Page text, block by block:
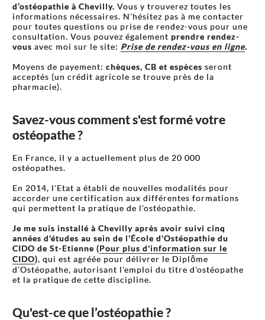
d’ostéopathie à Chevilly. Vous y trouverez toutes les
informations nécessaires. N'hésitez pas à me contacter
pour toutes questions ou prise de rendez-vous pour une
consultation. Vous pouvez également prendre rendez-
vous avec moi sur le site: Prise de rendez-vous en ligne.
Moyens de payement: chèques, CB et espèces seront
acceptés (un crédit agricole se trouve près de la
pharmacie).
Savez-vous comment s'est formé votre
ostéopathe ?
En France, il y a actuellement plus de 20 000
ostéopathes.
En 2014, l'Etat a établi de nouvelles modalités pour
accorder une certification aux différentes formations
qui permettent la pratique de l'ostéopathie.
Je me suis installé à Chevilly après avoir suivi cinq
années d'études au sein de l'École d'Ostéopathie du
CIDO de St-Etienne (Pour plus d'information sur le
CIDO), qui est agréée pour délivrer le Diplôme
d'Ostéopathe, autorisant l'emploi du titre d'ostéopathe
et la pratique de cette discipline.
Qu'est-ce que l’ostéopathie ?